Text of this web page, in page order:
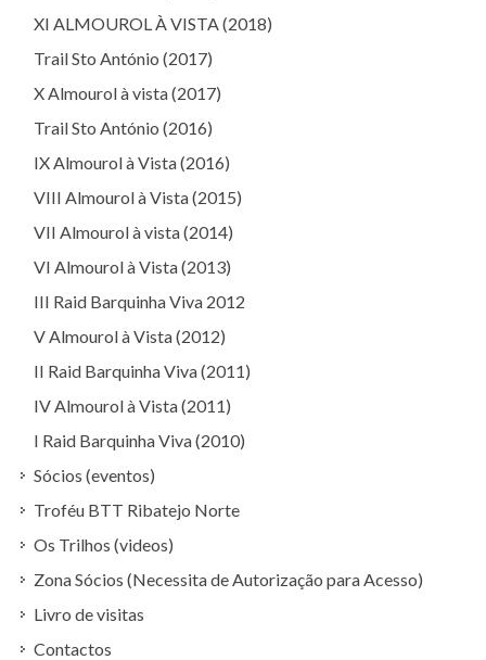
XI ALMOUROL À VISTA (2018)
Trail Sto António (2017)
X Almourol à vista (2017)
Trail Sto António (2016)
IX Almourol à Vista (2016)
VIII Almourol à Vista (2015)
VII Almourol à vista (2014)
VI Almourol à Vista (2013)
III Raid Barquinha Viva 2012
V Almourol à Vista (2012)
II Raid Barquinha Viva (2011)
IV Almourol à Vista (2011)
I Raid Barquinha Viva (2010)
Sócios (eventos)
Troféu BTT Ribatejo Norte
Os Trilhos (videos)
Zona Sócios (Necessita de Autorização para Acesso)
Livro de visitas
Contactos